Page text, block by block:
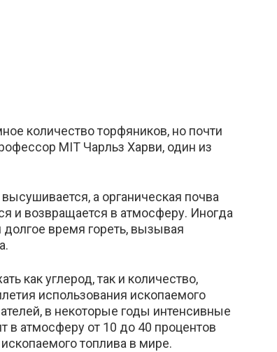
количество торфяников, но почти
MIT Чарльз Харви, один из
а органическая почва
и возвращается в атмосферу. Иногда
время гореть, вызывая
как углерод, так и количество,
использования ископаемого
в некоторые годы интенсивные
атмосферу от 10 до 40 процентов
топлива в мире.